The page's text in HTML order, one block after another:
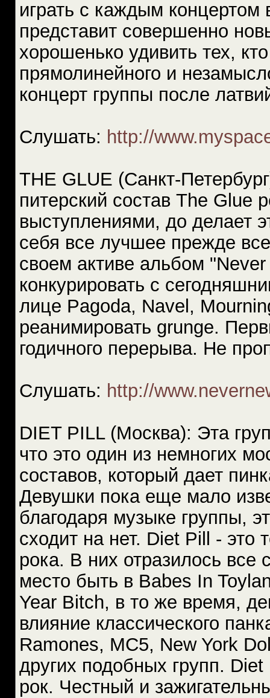
играть с каждым концертом
представит совершенно
хорошенько удивить тех,
прямолинейного и
концерт группы после
Слушать: http://
THE GLUE (Санкт-
питерский состав The Glue
выступлениями, до делает
себя все лучшее прежде
своем активе альбом
конкурировать с
лице Pagoda, Navel,
реанимировать grunge.
годичного перерыва. Не
Cлушать: http://
DIET PILL (Москва): Эта
что это один из немногих
составов, который дает
Девушки пока еще мало
благодаря музыке группы,
сходит на нет. Diet Pill - это
рока. В них отразилось все
место быть в Babes In
Year Bitch, в то же время,
влияние классического
Ramones, MC5, New York
других подобных групп.
рок. Честный и